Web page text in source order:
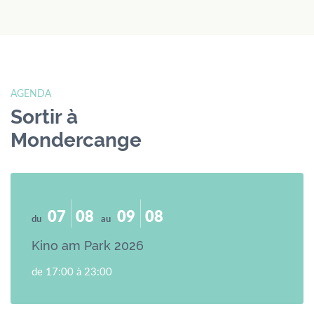
AGENDA
Sortir à
Mondercange
du 07 08 au 09 08
Kino am Park 2026
de 17:00 à 23:00